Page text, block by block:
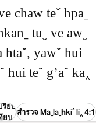
chaw teˇ hpaˍ
tuˬ ve awˬ
htaˇ, yawˇ hui
hui teˇ gʼaˇ ka‸
รียบ
ยบ
สำรวจ Maˍlaˍhkiˆ li‸ 4:1